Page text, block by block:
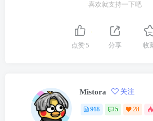
喜欢就支持一下吧
点赞 5 分享 收
Mistora 关注
918 5 28